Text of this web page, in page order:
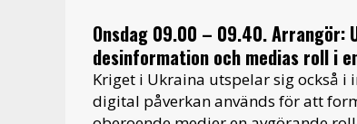
Onsdag 09.00 – 09.40. Arrangör:
desinformation och medias roll i
Kriget i Ukraina utspelar sig också
digital påverkan används för att